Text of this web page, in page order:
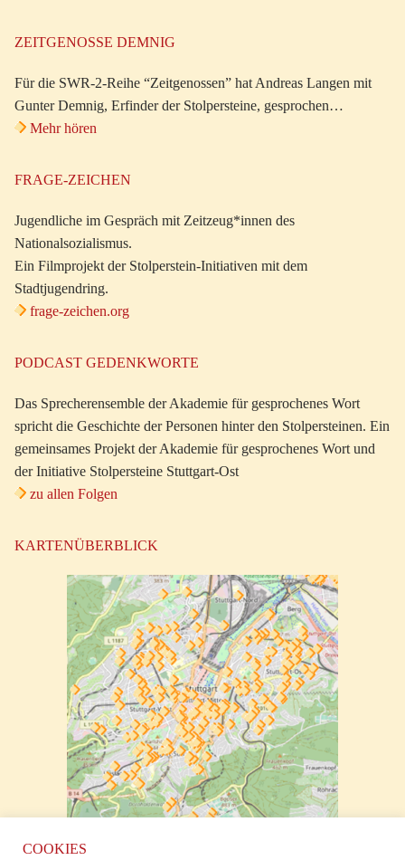
ZEITGENOSSE DEMNIG
Für die SWR-2-Reihe “Zeitgenossen” hat Andreas Langen mit
Gunter Demnig, Erfinder der Stolpersteine, gesprochen…
Mehr hören
FRAGE-ZEICHEN
Jugendliche im Gespräch mit Zeitzeug*innen des
Nationalsozialismus.
Ein Filmprojekt der Stolperstein-Initiativen mit dem
Stadtjugendring.
frage-zeichen.org
PODCAST GEDENKWORTE
Das Sprecherensemble der Akademie für gesprochenes Wort
spricht die Geschichte der Personen hinter den Stolpersteinen. Ein
gemeinsames Projekt der Akademie für gesprochenes Wort und
der Initiative Stolpersteine Stuttgart-Ost
zu allen Folgen
KARTENÜBERBLICK
COOKIES